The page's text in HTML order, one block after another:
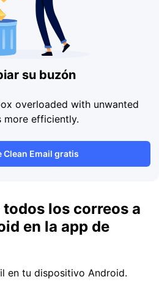
su buzón
overloaded with unwanted
more efficiently.
Clean Email gratis
los correos a
en la app de
en tu dispositivo Android.